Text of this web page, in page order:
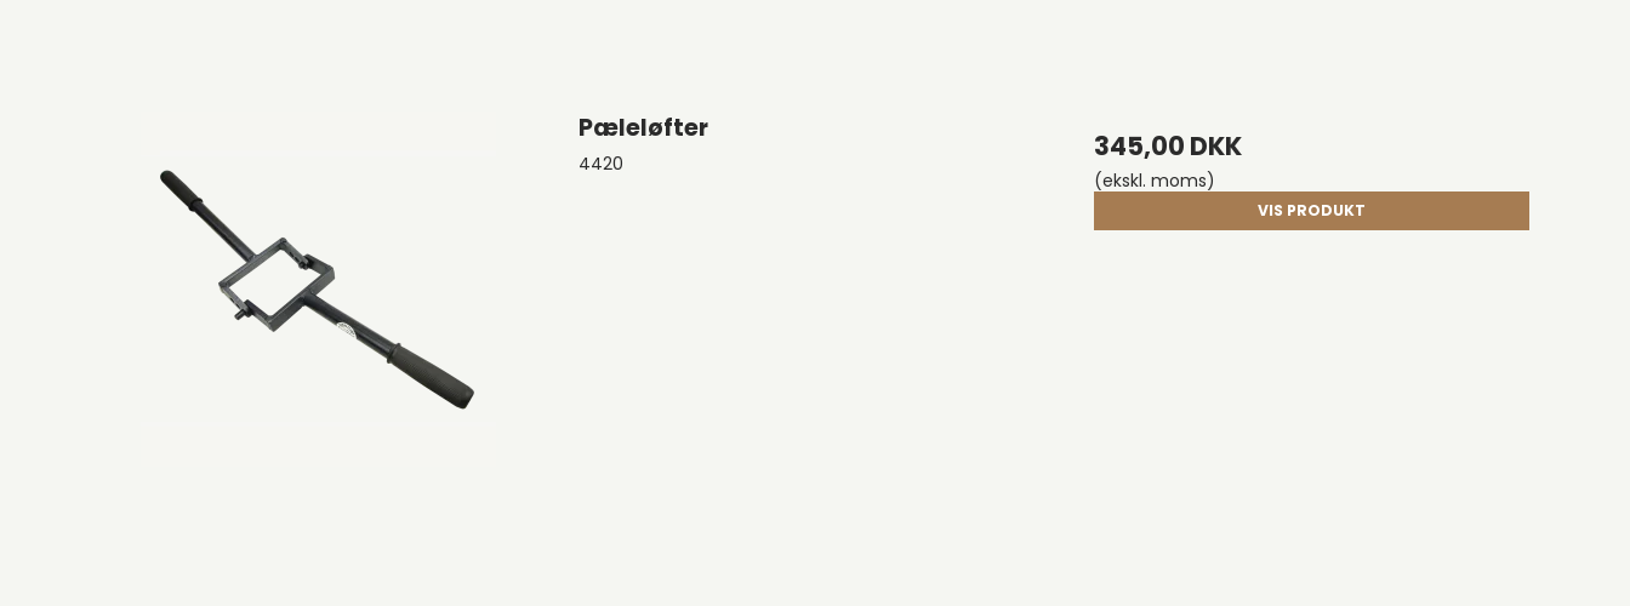
Pæleløfter
4420 345,00 DKK
(ekskl. moms)
VIS PRODUKT